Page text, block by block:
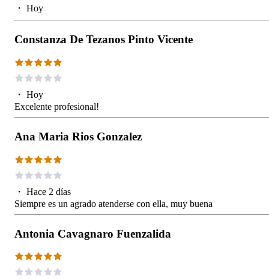
・ Hoy
Constanza De Tezanos Pinto Vicente
・ Hoy
Excelente profesional!
Ana Maria Rios Gonzalez
・ Hace 2 días
Siempre es un agrado atenderse con ella, muy buena
Antonia Cavagnaro Fuenzalida